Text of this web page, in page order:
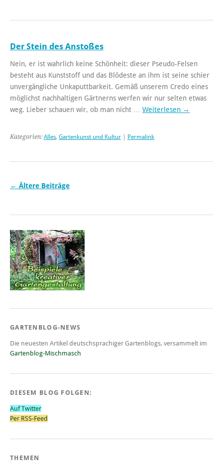
Der Stein des Anstoßes
Nein, er ist wahrlich keine Schönheit: dieser Pseudo-Felsen
besteht aus Kunststoff und das Blödeste an ihm ist seine schier
unvergängliche Unkaputtbarkeit. Gemäß unserem Credo eines
möglichst nachhaltigen Gärtnerns werfen wir nur selten etwas
weg. Lieber schauen wir, ob man nicht … Weiterlesen →
Kategorien: Alles, Gartenkunst und Kultur Permalink
← Ältere Beiträge
GARTENBLOG-NEWS
Die neuesten Artikel deutschsprachiger Gartenblogs, versammelt im
Gartenblog-Mischmasch
DIESEM BLOG FOLGEN:
Auf Twitter
Per RSS-Feed
THEMEN